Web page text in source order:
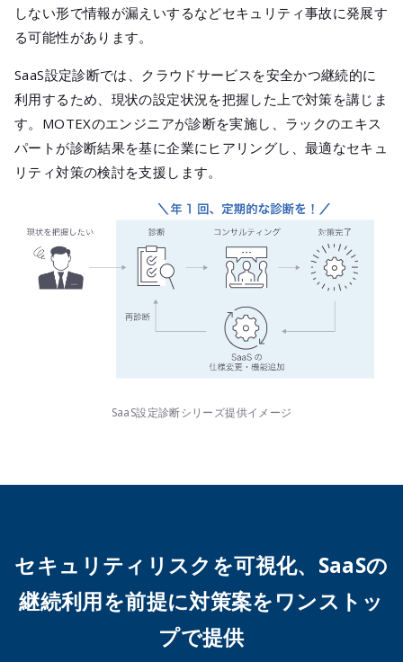
しない形で情報が漏えいするなどセキュリティ事故に発展す
る可能性があります。
SaaS設定診断では、クラウドサービスを安全かつ継続的に
利用するため、現状の設定状況を把握した上で対策を講じま
す。MOTEXのエンジニアが診断を実施し、ラックのエキス
パートが診断結果を基に企業にヒアリングし、最適なセキュ
リティ対策の検討を支援します。
SaaS設定診断シリーズ提供イメージ
セキュリティリスクを可視化、 SaaSの
継続利用を前提に対策案をワンストッ
プで提供